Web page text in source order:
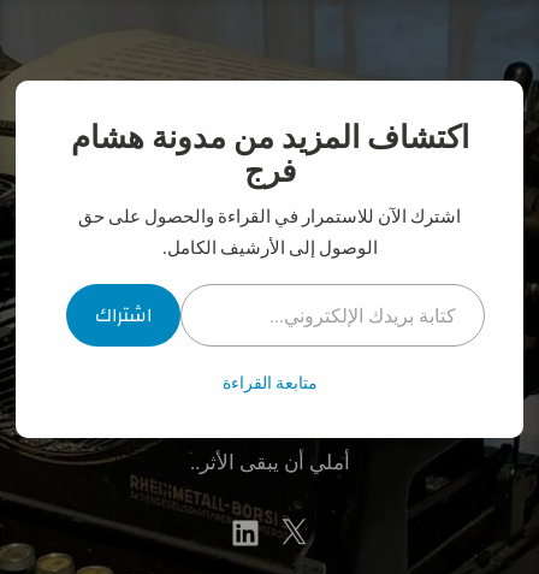
المحتوى
أملي أن يبقى الأثر..
Twitter
linkedin
اكتشاف المزيد من مدونة هشام
فرج
اشترك الآن للاستمرار في القراءة والحصول على حق
الوصول إلى الأرشيف الكامل.
كتابة بريدك الإلكتروني...
اشتراك
متابعة القراءة